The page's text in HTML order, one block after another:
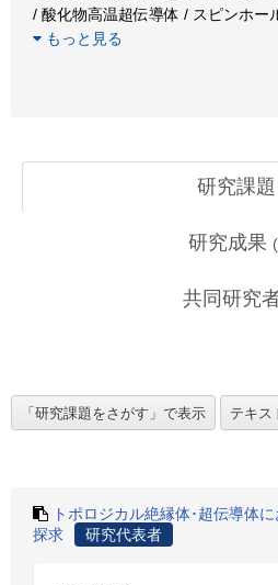
/ 酸化物高温超伝導体 / スピンホー
もっと見る
研究課題
研究成果 (
共同研究
トポロジカル絶縁体･超伝導体
探求
研究代表者